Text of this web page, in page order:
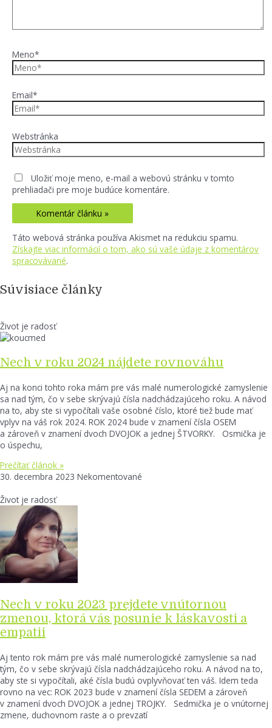
Meno*
Email*
Webstránka
Uložiť moje meno, e-mail a webovú stránku v tomto
prehliadači pre moje budúce komentáre.
Táto webová stránka používa Akismet na redukciu spamu.
Získajte viac informácií o tom, ako sú vaše údaje z komentárov
spracovávané.
Súvisiace články
Život je radosť
Nech v roku 2024 nájdete rovnováhu
Aj na konci tohto roka mám pre vás malé numerologické zamyslenie
sa nad tým, čo v sebe skrývajú čísla nadchádzajúceho roku. A návod
na to, aby ste si vypočítali vaše osobné číslo, ktoré tiež bude mať
vplyv na váš rok 2024. ROK 2024 bude v znamení čísla OSEM
a zároveň v znamení dvoch DVOJOK a jednej ŠTVORKY. Osmička je
o úspechu,
Prečítať článok »
30. decembra 2023 Nekomentované
Život je radosť
Nech v roku 2023 prejdete vnútornou
zmenou, ktorá vás posunie k láskavosti a
empatii
Aj tento rok mám pre vás malé numerologické zamyslenie sa nad
tým, čo v sebe skrývajú čísla nadchádzajúceho roku. A návod na to,
aby ste si vypočítali, aké čísla budú ovplyvňovať ten váš. Idem teda
rovno na vec: ROK 2023 bude v znamení čísla SEDEM a zároveň
v znamení dvoch DVOJOK a jednej TROJKY. Sedmička je o vnútornej
zmene, duchovnom raste a o prevzatí